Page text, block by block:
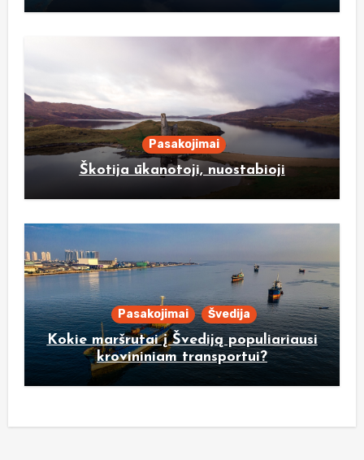
Pasakojimai
Škotija ūkanotoji, nuostabioji
Pasakojimai Švedija
Kokie maršrutai į Švediją populiariausi
krovininiam transportui?